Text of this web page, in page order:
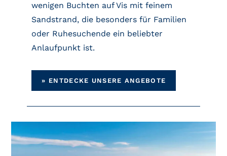
wenigen Buchten auf Vis mit feinem
Sandstrand, die besonders für Familien
oder Ruhesuchende ein beliebter
Anlaufpunkt ist.
» ENTDECKE UNSERE ANGEBOTE